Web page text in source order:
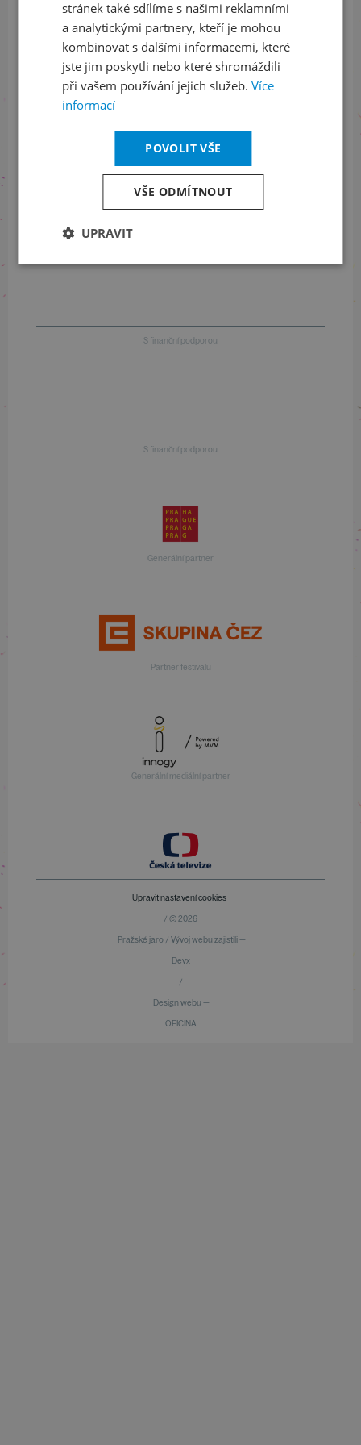
Sledujte nás na sociálních sítích
LinkedInflickr
+420 461 049 232
S finanční podporou
S finanční podporou
Generální partner
Partner festivalu
Generální mediální partner
Upravit nastavení cookies
/ © 2026
Pražské jaro / Vývoj webu zajistili —
Devx
/
Design webu —
OFICINA
stránek také sdílíme s našimi reklamními
a analytickými partnery, kteří je mohou
kombinovat s dalšími informacemi, které
jste jim poskytli nebo které shromáždili
při vašem používání jejich služeb. Více
informací
POVOLIT VŠE
VŠE ODMÍTNOUT
UPRAVIT